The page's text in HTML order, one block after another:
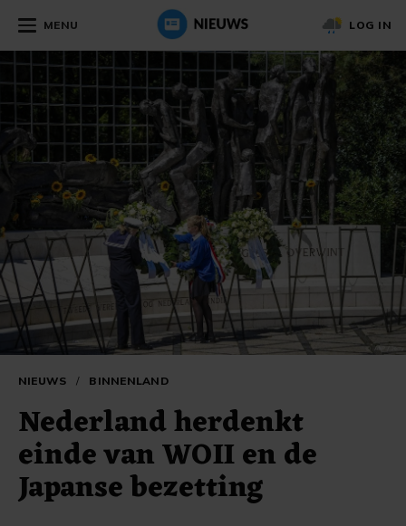
MENU LOG IN
NIEUWS / BINNENLAND
Nederland herdenkt
einde van WOII en de
Japanse bezetting